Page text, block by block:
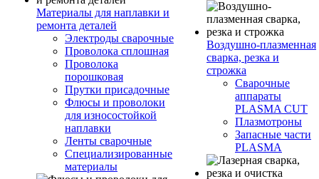
Материалы для наплавки и
ремонта деталей
Электроды сварочные
Проволока сплошная
Проволока
порошковая
Прутки присадочные
Флюсы и проволоки
для износостойкой
наплавки
Ленты сварочные
Специализированные
материалы
Воздушно-плазменная
сварка, резка и
строжка
Сварочные
аппараты
PLASMA CUT
Плазмотроны
Запасные части
PLASMA